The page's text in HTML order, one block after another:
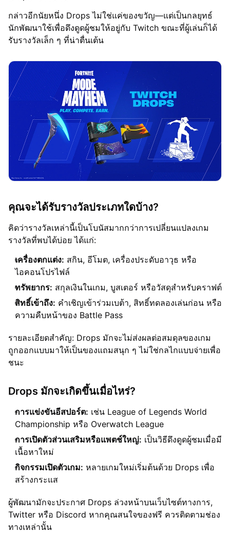
กล่าวอีกนัยหนึ่ง Drops ไม่ใช่แค่ของขวัญ—แต่เป็นกลยุทธ์
นักพัฒนาใช้เพื่อดึงดูดผู้ชมให้อยู่กับ Twitch ขณะที่ผู้เล่นก็ได้
รับรางวัลเล็ก ๆ ที่น่าตื่นเต้น
คุณจะได้รับรางวัลประเภทใดบ้าง?
คิดว่ารางวัลเหล่านี้เป็นโบนัสมากกว่าการเปลี่ยนแปลงเกม
รางวัลที่พบได้บ่อย ได้แก่:
เครื่องตกแต่ง: สกิน, อีโมต, เครื่องประดับอาวุธ หรือ
ไอคอนโปรไฟล์
ทรัพยากร: สกุลเงินในเกม, บูสเตอร์ หรือวัสดุสำหรับคราฟต์
สิทธิ์เข้าถึง: คำเชิญเข้าร่วมเบต้า, สิทธิ์ทดลองเล่นก่อน หรือ
ความคืบหน้าของ Battle Pass
รายละเอียดสำคัญ: Drops มักจะไม่ส่งผลต่อสมดุลของเกม
ถูกออกแบบมาให้เป็นของแถมสนุก ๆ ไม่ใช่กลไกแบบจ่ายเพื่อ
ชนะ
Drops มักจะเกิดขึ้นเมื่อไหร่?
การแข่งขันอีสปอร์ต: เช่น League of Legends World
Championship หรือ Overwatch League
การเปิดตัวส่วนเสริมหรือแพตช์ใหญ่: เป็นวิธีดึงดูดผู้ชมเมื่อมี
เนื้อหาใหม่
กิจกรรมเปิดตัวเกม: หลายเกมใหม่เริ่มต้นด้วย Drops เพื่อ
สร้างกระแส
ผู้พัฒนามักจะประกาศ Drops ล่วงหน้าบนเว็บไซต์ทางการ,
Twitter หรือ Discord หากคุณสนใจของฟรี ควรติดตามช่อง
ทางเหล่านั้น